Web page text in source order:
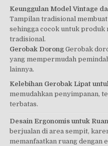
Keunggulan Model Vintage
Tampilan tradisional
sehingga cocok untuk produk
tradisional.
Gerobak Dorong Gerobak
yang mempermudah
lainnya.
Kelebihan Gerobak Lipat
memudahkan penyimpanan,
terbatas.
Desain Ergonomis untuk
berjualan di area sempit,
memanfaatkan ruang dengan